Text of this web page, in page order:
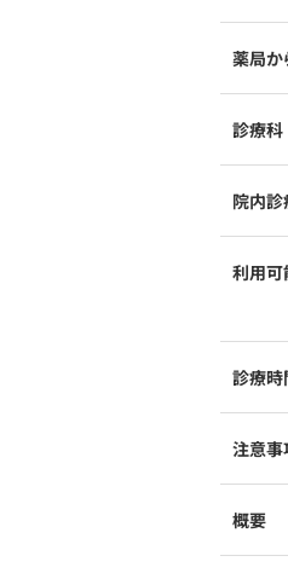
薬局か
診療科
院内診
利用可
診療時
注意事
概要